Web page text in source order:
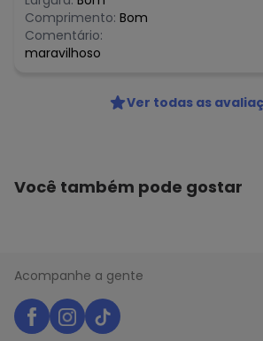
Comprimento: Bom
Comentário:
maravilhoso
Ver todas as
Você também pode gostar
Acompanhe a gente